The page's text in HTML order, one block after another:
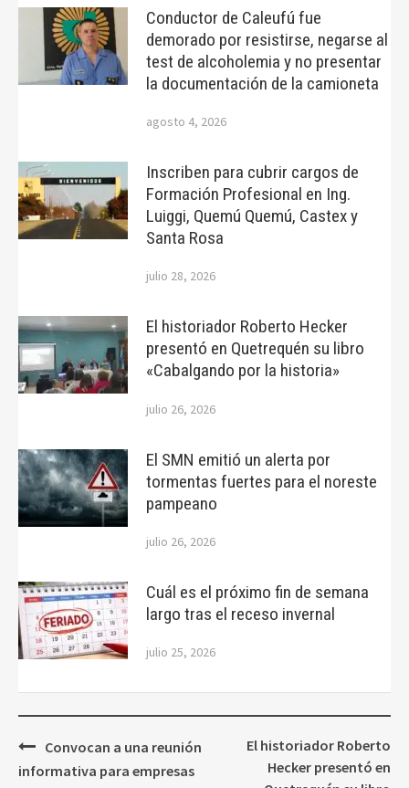
Conductor de Caleufú fue
demorado por resistirse, negarse al
test de alcoholemia y no presentar
la documentación de la camioneta
agosto 4, 2026
Inscriben para cubrir cargos de
Formación Profesional en Ing.
Luiggi, Quemú Quemú, Castex y
Santa Rosa
julio 28, 2026
El historiador Roberto Hecker
presentó en Quetrequén su libro
«Cabalgando por la historia»
julio 26, 2026
El SMN emitió un alerta por
tormentas fuertes para el noreste
pampeano
julio 26, 2026
Cuál es el próximo fin de semana
largo tras el receso invernal
julio 25, 2026
Navegación
de
Convocan a una reunión
informativa para empresas
El historiador Roberto
Hecker presentó en